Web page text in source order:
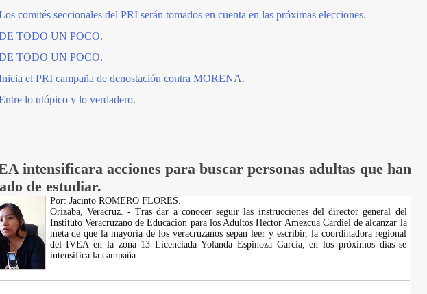
comités seccionales del PRI serán tomados en cuenta en las próximas elecciones.
TODO UN POCO.
TODO UN POCO.
el PRI campaña de denostación contra MORENA.
lo utópico y lo verdadero.
intensificara acciones para buscar personas adultas que han
de estudiar.
Por: Jacinto ROMERO FLORES.
Orizaba, Veracruz. - Tras dar a conocer seguir las instrucciones del director general del
Instituto Veracruzano de Educación para los Adultos Héctor Amezcua Cardiel de alcanzar la
meta de que la mayoría de los veracruzanos sepan leer y escribir, la coordinadora regional
del IVEA en la zona 13 Licenciada Yolanda Espinoza García, en los próximos días se
intensifica la campaña